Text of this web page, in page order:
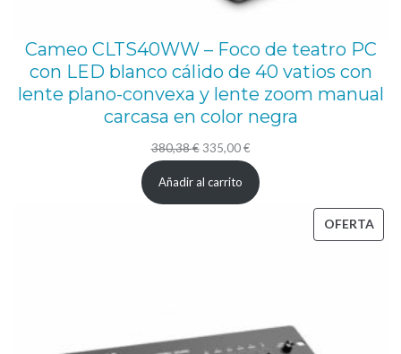
Cameo CLTS40WW – Foco de teatro PC
con LED blanco cálido de 40 vatios con
lente plano-convexa y lente zoom manual
carcasa en color negra
380,38€ El
335,00€El
precio
actual
Añadir al carrito
OFERTA